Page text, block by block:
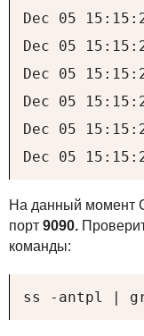
Dec 05
Dec 05
Dec 05
Dec 05
Dec 05
Dec 05
На данный момент
порт 9090.
команды:
ss -antpl |